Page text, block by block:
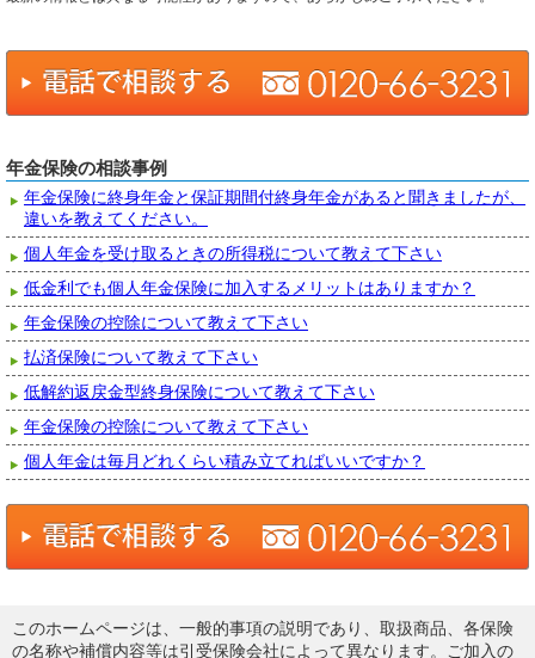
年金保険の相談事例
年金保険に終身年金と保証期間付終身年金があると聞きましたが、
違いを教えてください。
個人年金を受け取るときの所得税について教えて下さい
低金利でも個人年金保険に加入するメリットはありますか？
年金保険の控除について教えて下さい
払済保険について教えて下さい
低解約返戻金型終身保険について教えて下さい
年金保険の控除について教えて下さい
個人年金は毎月どれくらい積み立てればいいですか？
このホームページは、一般的事項の説明であり、取扱商品、各保険
の名称や補償内容等は引受保険会社によって異なります。ご加入の